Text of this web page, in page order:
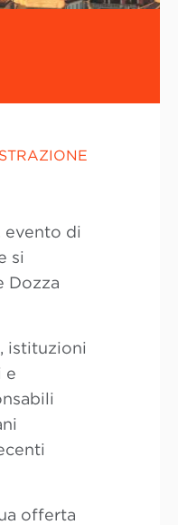
evento di
si
Dozza
istituzioni
e
offerta